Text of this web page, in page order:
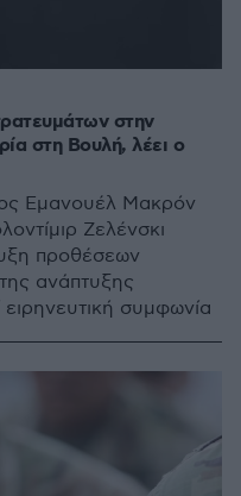
στην
στη Βουλή, λέει ο
Εμανουέλ Μακρόν
Ζελένσκι
προθέσεων
ανάπτυξης
συμφωνία